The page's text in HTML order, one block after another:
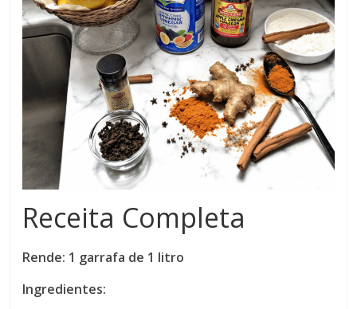
Receita Completa
Rende: 1 garrafa de 1 litro
Ingredientes: